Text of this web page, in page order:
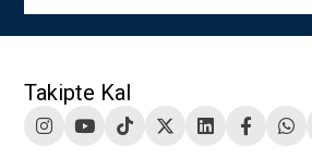
Takipte Kal